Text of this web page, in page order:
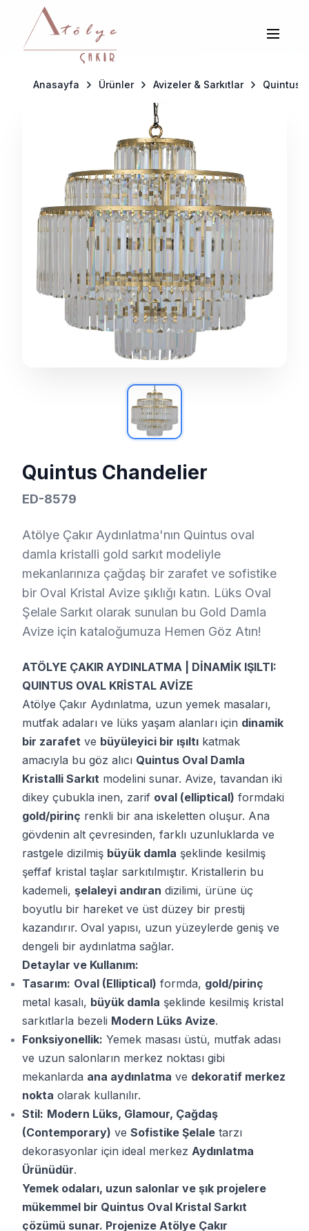
Anasayfa Ürünler Avizeler & Sarkıtlar Quintus
Quintus Chandelier
ED-8579
Atölye Çakır Aydınlatma'nın Quintus oval
damla kristalli gold sarkıt modeliyle
mekanlarınıza çağdaş bir zarafet ve sofistike
bir Oval Kristal Avize şıklığı katın. Lüks Oval
Şelale Sarkıt olarak sunulan bu Gold Damla
Avize için kataloğumuza Hemen Göz Atın!
ATÖLYE ÇAKIR AYDINLATMA | DİNAMİK IŞILTI:
QUINTUS OVAL KRİSTAL AVİZE
Atölye Çakır Aydınlatma, uzun yemek masaları,
mutfak adaları ve lüks yaşam alanları için dinamik
bir zarafet ve büyüleyici bir ışıltı katmak
amacıyla bu göz alıcı Quintus Oval Damla
Kristalli Sarkıt modelini sunar. Avize, tavandan iki
dikey çubukla inen, zarif oval (elliptical) formdaki
gold/pirinç renkli bir ana iskeletten oluşur. Ana
gövdenin alt çevresinden, farklı uzunluklarda ve
rastgele dizilmiş büyük damla şeklinde kesilmiş
şeffaf kristal taşlar sarkıtılmıştır. Kristallerin bu
kademeli, şelaleyi andıran dizilimi, ürüne üç
boyutlu bir hareket ve üst düzey bir prestij
kazandırır. Oval yapısı, uzun yüzeylerde geniş ve
dengeli bir aydınlatma sağlar.
Detaylar ve Kullanım:
Tasarım: Oval (Elliptical) formda, gold/pirinç
metal kasalı, büyük damla şeklinde kesilmiş kristal
sarkıtlarla bezeli Modern Lüks Avize.
Fonksiyonellik: Yemek masası üstü, mutfak adası
ve uzun salonların merkez noktası gibi
mekanlarda ana aydınlatma ve dekoratif merkez
nokta olarak kullanılır.
Stil: Modern Lüks, Glamour, Çağdaş
(Contemporary) ve Sofistike Şelale tarzı
dekorasyonlar için ideal merkez Aydınlatma
Ürünüdür.
Yemek odaları, uzun salonlar ve şık projelere
mükemmel bir Quintus Oval Kristal Sarkıt
çözümü sunar. Projenize Atölye Çakır